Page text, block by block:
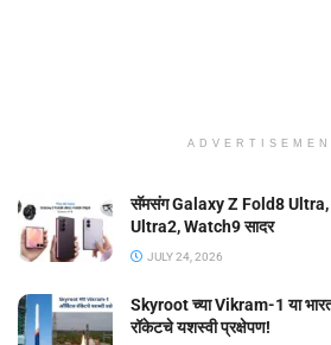
सॅमसंग Galaxy Z Fold8
Ultra2, Watch9 सादर
JULY 24, 2026
Skyroot च्या Vikram-1 या
रॉकेटचे यशस्वी प्रक्षेपण!